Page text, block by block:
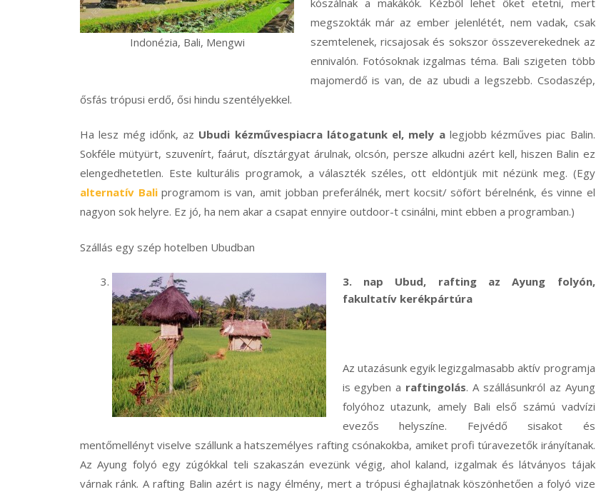
Indonézia, Bali, Mengwi
megszokták már az ember jelenlétét, nem vadak, csak
szemtelenek, ricsajosak és sokszor összeverekednek az
ennivalón. Fotósoknak izgalmas téma. Bali szigeten több
majomerdő is van, de az ubudi a legszebb. Csodaszép,
ősfás trópusi erdő, ősi hindu szentélyekkel.
Ha lesz még időnk, az Ubudi kézművespiacra látogatunk el, mely alegjobb kézműves piac Balin.
Sokféle mütyürt, szuvenírt, faárut, dísztárgyat árulnak, olcsón, persze alkudni azért kell, hiszen Balin ez
elengedhetetlen. Este kulturális programok, a választék széles, ott eldöntjük mit nézünk meg. (Egy
alternatív Baliprogramom is van, amit jobban preferálnék, mert kocsit/ söfört bérelnénk, és vinne el
nagyon sok helyre. Ez jó, ha nem akar a csapat ennyire outdoor-t csinálni, mint ebben a programban.)
Szállás egy szép hotelben Ubudban
3. nap Ubud, rafting az Ayung folyón,
fakultatív kerékpártúra
Az utazásunk egyik legizgalmasabb aktív programja
is egyben a raftingolás. A szállásunkról az Ayung
folyóhoz utazunk, amely Bali első számú vadvízi
evezős helyszíne. Fejvédő sisakot és
mentőmellényt viselve szállunk a hatszemélyes rafting csónakokba, amiket profi túravezetők irányítanak.
Az Ayung folyó egy zúgókkal teli szakaszán evezünk végig, ahol kaland, izgalmak és látványos tájak
várnak ránk. A rafting Balin azért is nagy élmény, mert a trópusi éghajlatnak köszönhetően a folyó vize